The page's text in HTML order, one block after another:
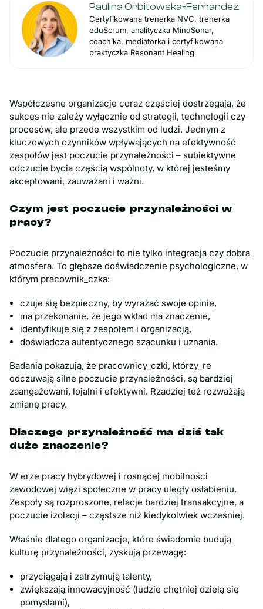
Paulina Orbitowska-Fernandez
Certyfikowana trenerka NVC, trenerka
eduScrum, analityczka MindSonar,
coach’ka, mediatorka i certyfikowana
praktyczka Resonant Healing
Współczesne organizacje coraz częściej dostrzegają, że
sukces nie zależy wyłącznie od strategii, technologii czy
procesów, ale przede wszystkim od ludzi. Jednym z
kluczowych czynników wpływających na efektywność
zespołów jest poczucie przynależności – subiektywne
odczucie bycia częścią wspólnoty, w której jesteśmy
akceptowani, zauważani i ważni.
Czym jest poczucie przynależności w
pracy?
Poczucie przynależności to nie tylko integracja czy dobra
atmosfera. To głębsze doświadczenie psychologiczne, w
którym pracownik_czka:
czuje się bezpieczny, by wyrażać swoje opinie,
ma przekonanie, że jego wkład ma znaczenie,
identyfikuje się z zespołem i organizacją,
doświadcza autentycznego szacunku i uznania.
Badania pokazują, że pracownicy_czki, którzy_re
odczuwają silne poczucie przynależności, są bardziej
zaangażowani, lojalni i efektywni. Rzadziej też rozważają
zmianę pracy.
Dlaczego przynależność ma dziś tak
duże znaczenie?
W erze pracy hybrydowej i rosnącej mobilności
zawodowej więzi społeczne w pracy uległy osłabieniu.
Zespoły są rozproszone, relacje bardziej transakcyjne, a
poczucie izolacji – częstsze niż kiedykolwiek wcześniej.
Właśnie dlatego organizacje, które świadomie budują
kulturę przynależności, zyskują przewagę:
przyciągają i zatrzymują talenty,
zwiększają innowacyjność (ludzie chętniej dzielą się
pomysłami),